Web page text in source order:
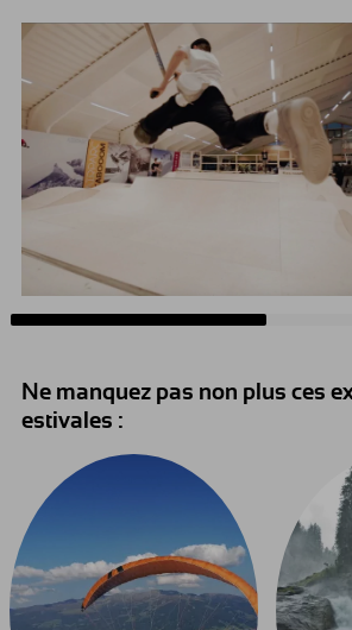
Ne manquez pas non plus ces
estivales :